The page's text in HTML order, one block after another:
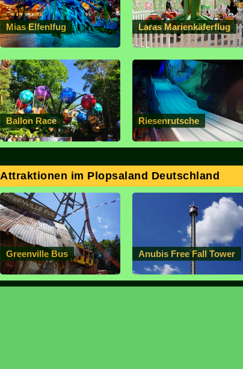
Mias Elfenlfug Laras Marienkäferflug
Ballon Race Riesenrutsche
Attraktionen im Plopsaland Deutschland
Greenville Bus Anubis Free Fall Tower